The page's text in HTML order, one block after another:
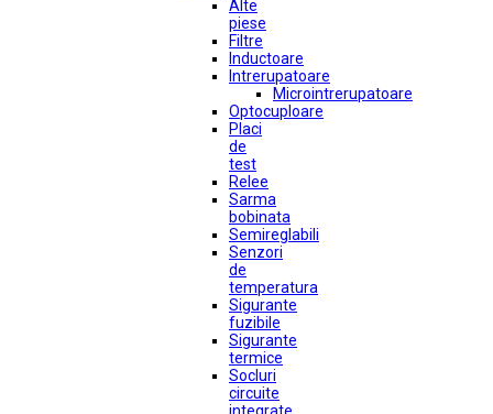
Alte
piese
Filtre
Inductoare
Intrerupatoare
Microintrerupatoare
Optocuploare
Placi
de
test
Relee
Sarma
bobinata
Semireglabili
Senzori
de
temperatura
Sigurante
fuzibile
Sigurante
termice
Socluri
circuite